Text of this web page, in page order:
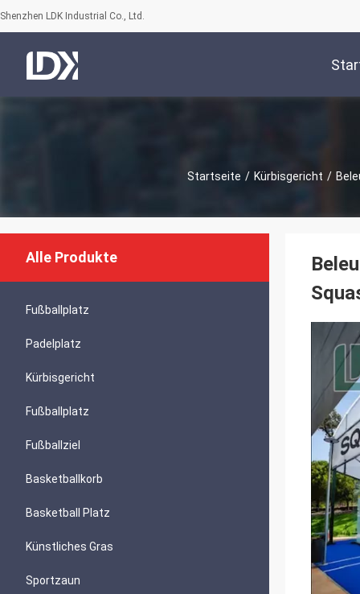
Shenzhen LDK Industrial Co., Ltd.
Startseite / Kürbisgericht /
Alle Produkte
Fußballplatz
Padelplatz
Kürbisgericht
Fußballplatz
Fußballziel
Basketballkorb
Basketball Platz
Künstliches Gras
Sportzaun